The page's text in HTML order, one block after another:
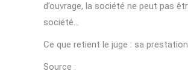
d’ouvrage, la société ne peut pas
société…
Ce que retient le juge : sa
Source :